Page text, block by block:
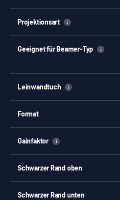
Projektionsart i
Geeignet für Beamer-Typ i
Leinwandtuch i
Format
Gainfaktor i
Schwarzer Rand oben
Schwarzer Rand unten